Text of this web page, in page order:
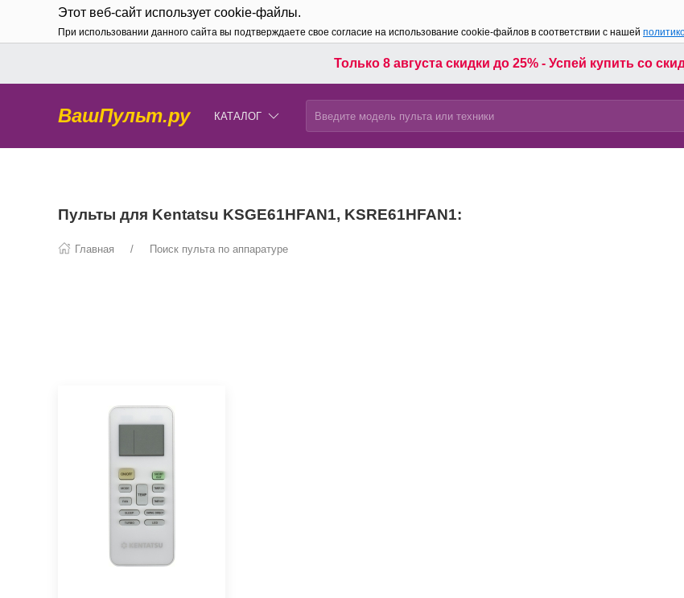
Этот веб-сайт использует cookie-файлы.
При использовании данного сайта вы подтверждаете свое согласие на использование cookie-файлов в соответствии с нашей
Только 8 августа скидки до 25% - Успей купить со
ВашПульт.ру КАТАЛОГ
Пульты для Kentatsu KSGE61HFAN1, KSRE61HFAN1:
Главная Поиск пульта по аппаратуре